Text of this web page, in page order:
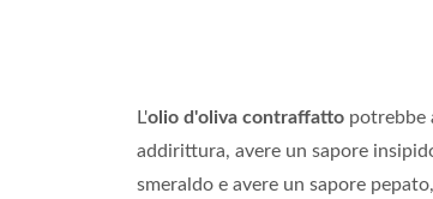
L'olio d'oliva contraffatto potrebbe
addirittura, avere un sapore
smeraldo e avere un sapore